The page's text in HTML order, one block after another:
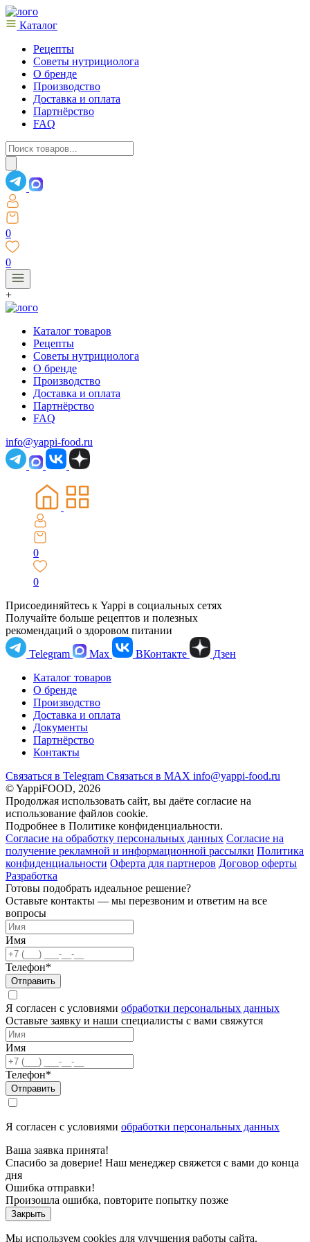
Каталог
Рецепты
Советы нутрициолога
О бренде
Производство
Доставка и оплата
Партнёрство
FAQ
Поиск
товаров
0
0
+
Каталог товаров
Рецепты
Советы нутрициолога
О бренде
Производство
Доставка и оплата
Партнёрство
FAQ
info@yappi-food.ru
0
0
Присоединяйтесь к Yappi в социальных сетях
Получайте больше рецептов и полезных
рекомендаций о здоровом питании
Telegram
Max ВКонтакте
Дзен
Каталог товаров
О бренде
Производство
Доставка и оплата
Документы
Партнёрство
Контакты
Связаться в Telegram Связаться в МАХ info@yappi-food.ru
© YappiFOOD, 2026
Продолжая использовать сайт, вы даёте согласие на
использование файлов cookie.
Подробнее в Политике конфиденциальности.
Согласие на обработку персональных данных Согласие на
получение рекламной и информационной рассылки Политика
конфиденциальности Оферта для партнеров Договор оферты
Разработка
Готовы подобрать идеальное решение?
Оставьте контакты — мы перезвоним и ответим на все
вопросы
Имя
Телефон*
Отправить
Я согласен с условиями обработки персональных данных
Оставьте заявку и наши специалисты с вами свяжутся
Имя
Телефон*
Отправить
Я согласен с условиями обработки персональных данных
Ваша заявка принята!
Спасибо за доверие! Наш менеджер свяжется с вами до конца
дня
Ошибка отправки!
Произошла ошибка, повторите попытку позже
Закрыть
Мы используем cookies для улучшения работы сайта.